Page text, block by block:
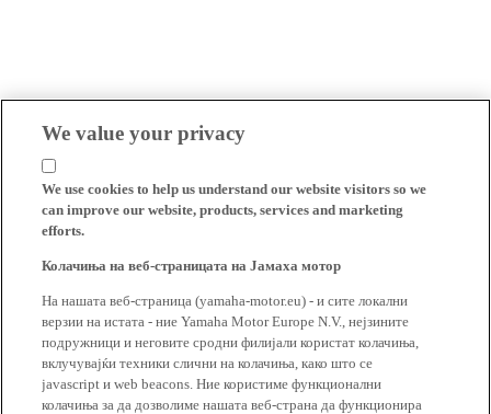
We value your privacy
We use cookies to help us understand our website visitors so we
can improve our website, products, services and marketing
efforts.
Колачиња на веб-страницата на Јамаха мотор
На нашата веб-страница (yamaha-motor.eu) - и сите локални
верзии на истата - ние Yamaha Motor Europe N.V., нејзините
подружници и неговите сродни филијали користат колачиња,
вклучувајќи техники слични на колачиња, како што се
javascript и web beacons. Ние користиме функционални
колачиња за да дозволиме нашата веб-страна да функционира